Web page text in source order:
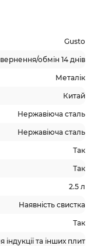
Gusto
обмін 14 днів
Металік
Китай
Нержавіюча сталь
Нержавіюча сталь
Так
Так
2.5 л
Наявність свистка
Так
індукції та інших плит